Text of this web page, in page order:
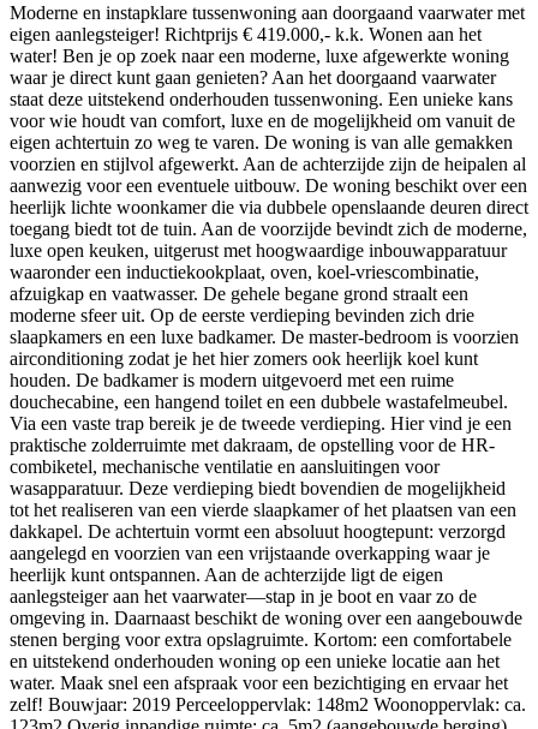
Moderne en instapklare tussenwoning aan doorgaand vaarwater met
eigen aanlegsteiger! Richtprijs € 419.000,- k.k. Wonen aan het
water! Ben je op zoek naar een moderne, luxe afgewerkte woning
waar je direct kunt gaan genieten? Aan het doorgaand vaarwater
staat deze uitstekend onderhouden tussenwoning. Een unieke kans
voor wie houdt van comfort, luxe en de mogelijkheid om vanuit de
eigen achtertuin zo weg te varen. De woning is van alle gemakken
voorzien en stijlvol afgewerkt. Aan de achterzijde zijn de heipalen al
aanwezig voor een eventuele uitbouw. De woning beschikt over een
heerlijk lichte woonkamer die via dubbele openslaande deuren direct
toegang biedt tot de tuin. Aan de voorzijde bevindt zich de moderne,
luxe open keuken, uitgerust met hoogwaardige inbouwapparatuur
waaronder een inductiekookplaat, oven, koel-vriescombinatie,
afzuigkap en vaatwasser. De gehele begane grond straalt een
moderne sfeer uit. Op de eerste verdieping bevinden zich drie
slaapkamers en een luxe badkamer. De master-bedroom is voorzien
airconditioning zodat je het hier zomers ook heerlijk koel kunt
houden. De badkamer is modern uitgevoerd met een ruime
douchecabine, een hangend toilet en een dubbele wastafelmeubel.
Via een vaste trap bereik je de tweede verdieping. Hier vind je een
praktische zolderruimte met dakraam, de opstelling voor de HR-
combiketel, mechanische ventilatie en aansluitingen voor
wasapparatuur. Deze verdieping biedt bovendien de mogelijkheid
tot het realiseren van een vierde slaapkamer of het plaatsen van een
dakkapel. De achtertuin vormt een absoluut hoogtepunt: verzorgd
aangelegd en voorzien van een vrijstaande overkapping waar je
heerlijk kunt ontspannen. Aan de achterzijde ligt de eigen
aanlegsteiger aan het vaarwater—stap in je boot en vaar zo de
omgeving in. Daarnaast beschikt de woning over een aangebouwde
stenen berging voor extra opslagruimte. Kortom: een comfortabele
en uitstekend onderhouden woning op een unieke locatie aan het
water. Maak snel een afspraak voor een bezichtiging en ervaar het
zelf! Bouwjaar: 2019 Perceeloppervlak: 148m2 Woonoppervlak: ca.